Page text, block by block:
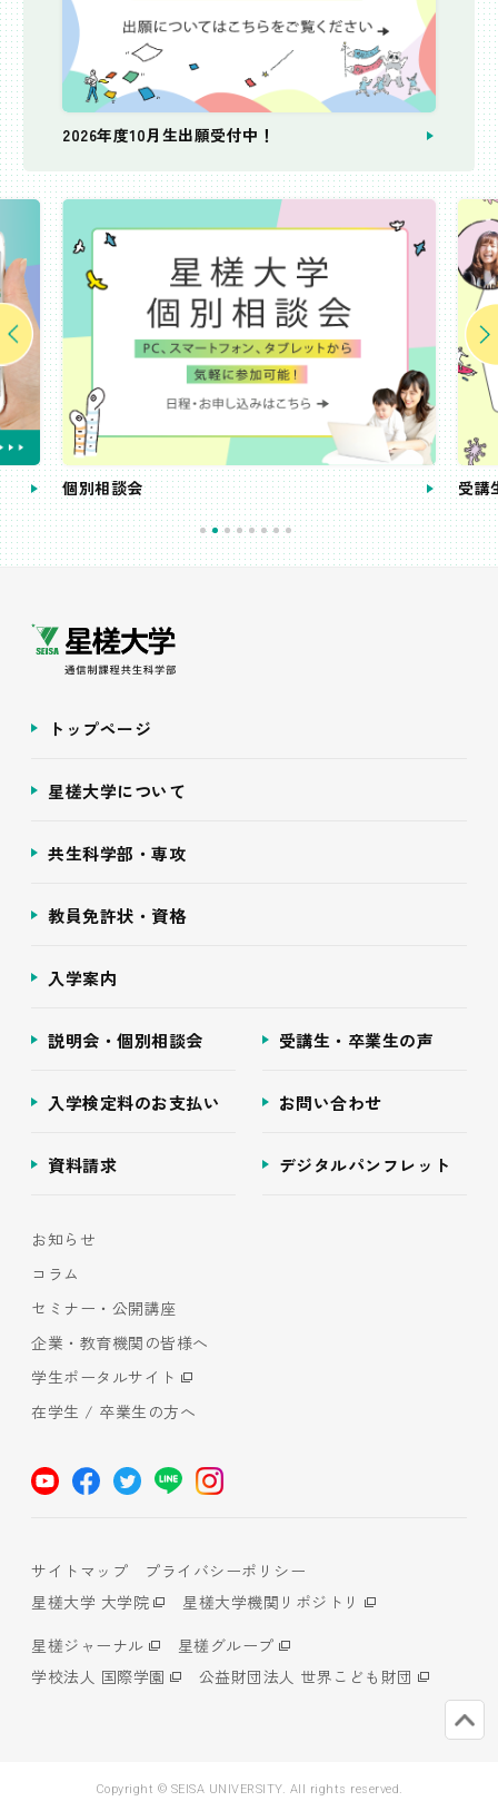
2026年度10月生出願受付中！
個別相談会 受講
トップページ
星槎大学について
共生科学部・専攻
教員免許状・資格
入学案内
説明会・個別相談会 受講生・卒業生の声
入学検定料のお支払い お問い合わせ
資料請求 デジタルパンフレット
お知らせ
コラム
セミナー・公開講座
企業・教育機関の皆様へ
学生ポータルサイト
在学生 / 卒業生の方へ
サイトマップ
プライバシーポリシー
星槎大学 大学院
星槎大学機関リポジトリ
星槎ジャーナル
星槎グループ
学校法人 国際学園
公益財団法人 世界こども財団
Copyright © SEISA UNIVERSITY. All rights reserved.